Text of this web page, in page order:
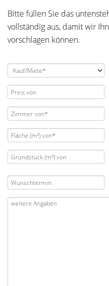
Bitte füllen Sie das
vollständig aus, damit wir
vorschlagen können.